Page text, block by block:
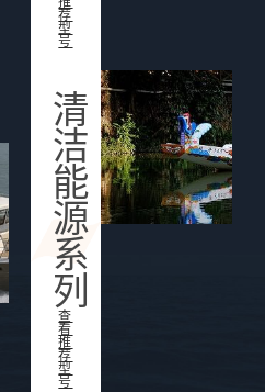
荐
型
号
清
洁
能
源
系
列
查
看
推
荐
型
号